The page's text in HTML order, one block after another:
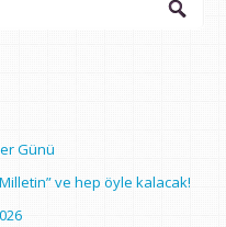
Günü
ve hep öyle kalacak!